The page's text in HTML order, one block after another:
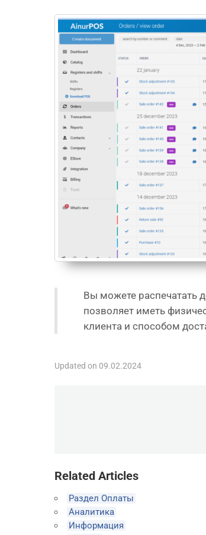
Вы можете распечатать
позволяет иметь
клиента и способом
Updated on 09.02.2024
Related Articles
Раздел Оплаты
Аналитика
Информация